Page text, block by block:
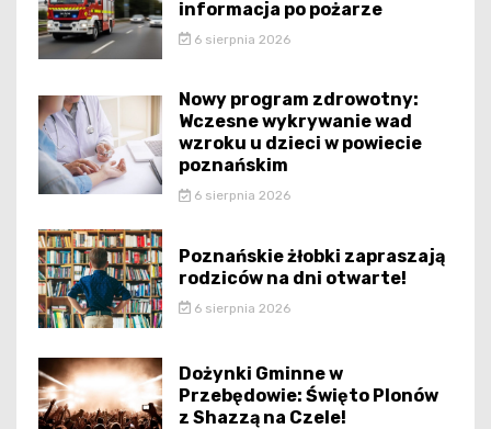
informacja po pożarze
6 sierpnia 2026
Nowy program zdrowotny:
Wczesne wykrywanie wad
wzroku u dzieci w powiecie
poznańskim
6 sierpnia 2026
Poznańskie żłobki zapraszają
rodziców na dni otwarte!
6 sierpnia 2026
Dożynki Gminne w
Przebędowie: Święto Plonów
z Shazzą na Czele!